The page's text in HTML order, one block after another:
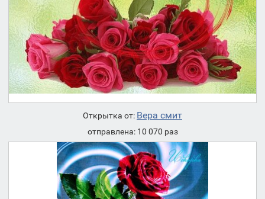
Открытка от: Вера смит
отправлена: 10 070 раз